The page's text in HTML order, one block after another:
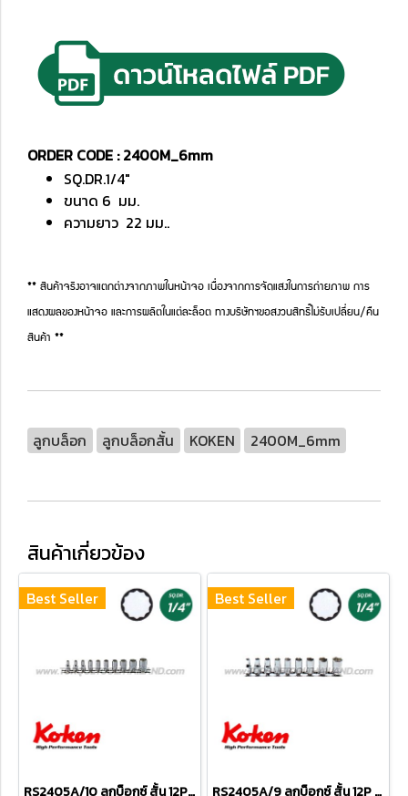
ORDER CODE : 2400M_6mm
SQ.DR.1/4"
ขนาด 6 มม.
ความยาว 22 มม..
** สินค้าจริงอาจแตกต่างจากภาพในหน้าจอ เนื่องจากการจัดแสงในการถ่ายภาพ การ
แสดงผลของหน้าจอ และการผลิตในแต่ละล็อต ทางบริษัทฯขอสงวนสิทธิ์ไม่รับเปลี่ยน/คืน
สินค้า **
ลูกบล็อก ลูกบล็อกสั้น KOKEN 2400M_6mm
สินค้าเกี่ยวข้อง
Best Seller
RS2405A/10 ลูกบ็อกซ์ สั้น 12P ชุด 10 ชิ้น (SQ.DR.1/4") Socket Set on Rail
Best Seller
RS2405A/9 ลูกบ็อกซ์ สั้น 12P ชุด 9 ชิ้น (SQ.DR.1/4") Socket Set on Rail